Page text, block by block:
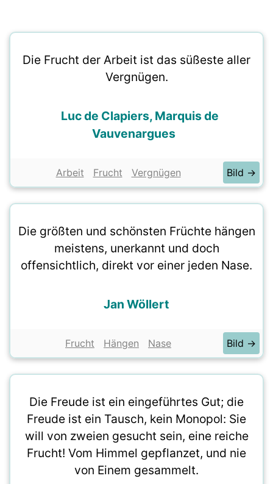
Die Frucht der Arbeit ist das süßeste aller
Vergnügen.
Luc de Clapiers, Marquis de
Vauvenargues
Arbeit Frucht Vergnügen Bild →
Die größten und schönsten Früchte hängen
meistens, unerkannt und doch
offensichtlich, direkt vor einer jeden Nase.
Jan Wöllert
Frucht Hängen Nase Bild →
Die Freude ist ein eingeführtes Gut; die
Freude ist ein Tausch, kein Monopol: Sie
will von zweien gesucht sein, eine reiche
Frucht! Vom Himmel gepflanzet, und nie
von Einem gesammelt.